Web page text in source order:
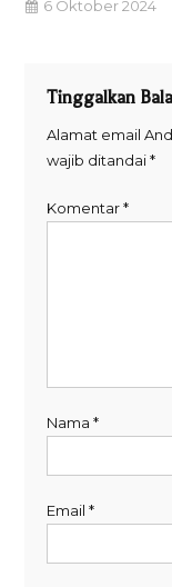
6 Oktober 2024
Tinggalkan
Alamat email
wajib ditandai*
Komentar*
Nama*
Email*